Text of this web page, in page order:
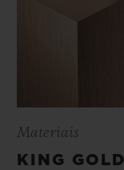
Materiais
KING GOLD